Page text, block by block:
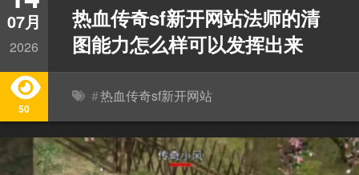
07月
2026
50
热血传奇sf新开网站法师的清
图能力怎么样可以发挥出来
#热血传奇sf新开网站